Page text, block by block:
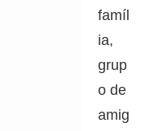
famíl
ia,
grup
o de
amig